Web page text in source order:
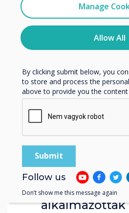
A digitális
alkalmazottak
Manage
Allow All
You may unsubscribe from these
time. For more information on
privacy practices, and how we
protecting and respecting your
By clicking submit below, you
to store and process the
above to provide you the content
Follow us
Don’t show me this message again